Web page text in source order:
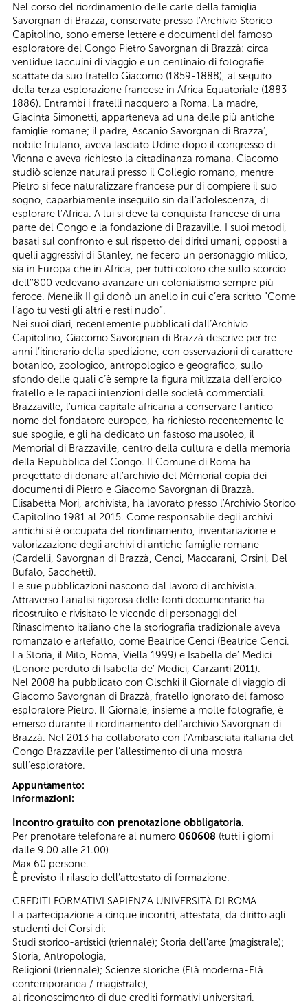
Nel corso del riordinamento delle carte della famiglia
Savorgnan di Brazzà, conservate presso l’Archivio Storico
Capitolino, sono emerse lettere e documenti del famoso
esploratore del Congo Pietro Savorgnan di Brazzà: circa
ventidue taccuini di viaggio e un centinaio di fotografie
scattate da suo fratello Giacomo (1859-1888), al seguito
della terza esplorazione francese in Africa Equatoriale (1883-
1886). Entrambi i fratelli nacquero a Roma. La madre,
Giacinta Simonetti, apparteneva ad una delle più antiche
famiglie romane; il padre, Ascanio Savorgnan di Brazza’,
nobile friulano, aveva lasciato Udine dopo il congresso di
Vienna e aveva richiesto la cittadinanza romana. Giacomo
studiò scienze naturali presso il Collegio romano, mentre
Pietro si fece naturalizzare francese pur di compiere il suo
sogno, caparbiamente inseguito sin dall’adolescenza, di
esplorare l’Africa. A lui si deve la conquista francese di una
parte del Congo e la fondazione di Brazaville. I suoi metodi,
basati sul confronto e sul rispetto dei diritti umani, opposti a
quelli aggressivi di Stanley, ne fecero un personaggio mitico,
sia in Europa che in Africa, per tutti coloro che sullo scorcio
dell’’800 vedevano avanzare un colonialismo sempre più
feroce. Menelik II gli donò un anello in cui c’era scritto “Come
l’ago tu vesti gli altri e resti nudo”.
Nei suoi diari, recentemente pubblicati dall’Archivio
Capitolino, Giacomo Savorgnan di Brazzà descrive per tre
anni l’itinerario della spedizione, con osservazioni di carattere
botanico, zoologico, antropologico e geografico, sullo
sfondo delle quali c’è sempre la figura mitizzata dell’eroico
fratello e le rapaci intenzioni delle società commerciali.
Brazzaville, l’unica capitale africana a conservare l’antico
nome del fondatore europeo, ha richiesto recentemente le
sue spoglie, e gli ha dedicato un fastoso mausoleo, il
Memorial di Brazzaville, centro della cultura e della memoria
della Repubblica del Congo. Il Comune di Roma ha
progettato di donare all’archivio del Mémorial copia dei
documenti di Pietro e Giacomo Savorgnan di Brazzà.
Elisabetta Mori, archivista, ha lavorato presso l'Archivio Storico
Capitolino 1981 al 2015. Come responsabile degli archivi
antichi si è occupata del riordinamento, inventariazione e
valorizzazione degli archivi di antiche famiglie romane
(Cardelli, Savorgnan di Brazzà, Cenci, Maccarani, Orsini, Del
Bufalo, Sacchetti).
Le sue pubblicazioni nascono dal lavoro di archivista.
Attraverso l’analisi rigorosa delle fonti documentarie ha
ricostruito e rivisitato le vicende di personaggi del
Rinascimento italiano che la storiografia tradizionale aveva
romanzato e artefatto, come Beatrice Cenci (Beatrice Cenci.
La Storia, il Mito, Roma, Viella 1999) e Isabella de’ Medici
(L’onore perduto di Isabella de’ Medici, Garzanti 2011).
Nel 2008 ha pubblicato con Olschki il Giornale di viaggio di
Giacomo Savorgnan di Brazzà, fratello ignorato del famoso
esploratore Pietro. Il Giornale, insieme a molte fotografie, è
emerso durante il riordinamento dell’archivio Savorgnan di
Brazzà. Nel 2013 ha collaborato con l’Ambasciata italiana del
Congo Brazzaville per l’allestimento di una mostra
sull’esploratore.
Appuntamento:
Informazioni:
Incontro gratuito con prenotazione obbligatoria.
Per prenotare telefonare al numero 060608 (tutti i giorni
dalle 9.00 alle 21.00)
Max 60 persone.
È previsto il rilascio dell’attestato di formazione.
CREDITI FORMATIVI SAPIENZA UNIVERSITÀ DI ROMA
La partecipazione a cinque incontri, attestata, dà diritto agli
studenti dei Corsi di:
Studi storico-artistici (triennale); Storia dell’arte (magistrale);
Storia, Antropologia,
Religioni (triennale); Scienze storiche (Età moderna-Età
contemporanea / magistrale),
al riconoscimento di due crediti formativi universitari.